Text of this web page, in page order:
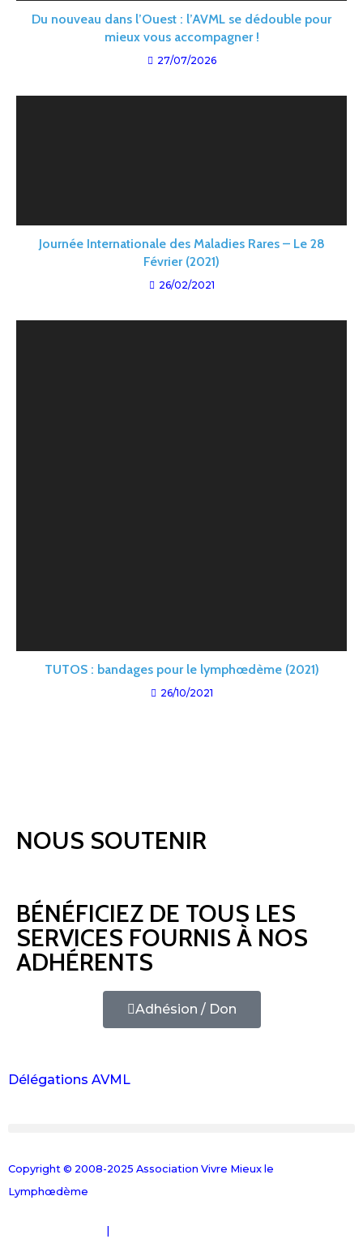
Du nouveau dans l’Ouest : l’AVML se dédouble pour
mieux vous accompagner !
27/07/2026
Journée Internationale des Maladies Rares – Le 28
Février (2021)
26/02/2021
TUTOS : bandages pour le lymphœdème (2021)
26/10/2021
NOUS SOUTENIR
BÉNÉFICIEZ DE TOUS LES
SERVICES FOURNIS À NOS
ADHÉRENTS
Adhésion / Don
Copyright © 2008-2025 Association Vivre Mieux le
Lymphœdème
Délégations AVML